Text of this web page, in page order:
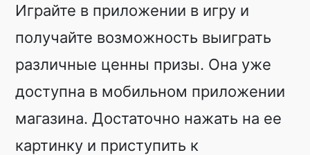
Играйте в приложении в игру и
получайте возможность выиграть
различные ценны призы. Она уже
доступна в мобильном приложении
магазина. Достаточно нажать на ее
картинку и приступить к